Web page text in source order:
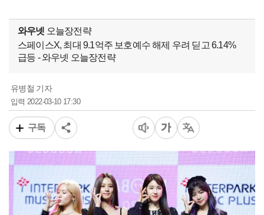
와우넷 오늘장전략
스페이스X, 최대 9.1억주 보호예수 해제 우려 딛고 6.14%
급등 - 와우넷 오늘장전략
유병철 기자
입력2022-03-10 17:30
구독